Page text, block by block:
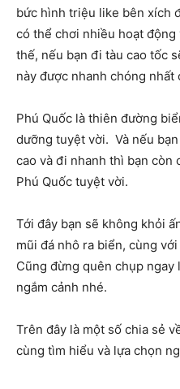
bức hình triệu like bên xích
có thể chơi nhiều hoạt
thế, nếu bạn đi tàu cao tốc
này được nhanh chóng nhất
Phú Quốc là thiên đường
dưỡng tuyệt vời. Và nếu
cao và đi nhanh thì bạn còn
Phú Quốc tuyệt vời.
Tới đây bạn sẽ không khỏi
mũi đá nhô ra biển, cùng
Cũng đừng quên chụp
ngắm cảnh nhé.
Trên đây là một số chia sẻ
cùng tìm hiểu và lựa chọn